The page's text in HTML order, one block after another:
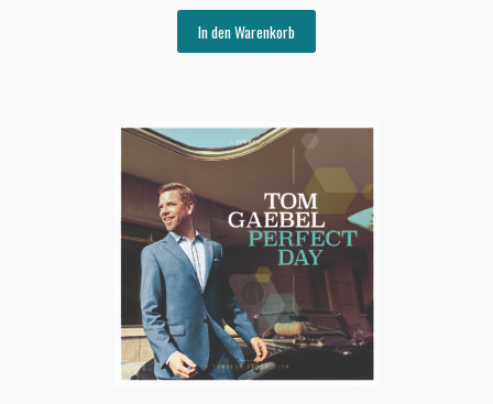
In den Warenkorb